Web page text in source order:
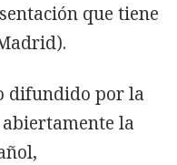
que tiene
difundido por la
la